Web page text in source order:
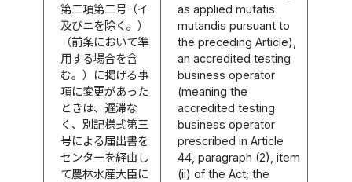
第二項第二号（イ
及びニを除く。）
（前条において準
用する場合を含
む。）に掲げる事
項に変更があった
ときは、遅滞な
く、別記様式第三
号による届出書を
センターを経由し
て農林水産大臣に
as applied mutatis
mutandis pursuant to
the preceding Article),
an accredited testing
business operator
(meaning the
accredited testing
business operator
prescribed in Article
44, paragraph (2), item
(ii) of the Act; the